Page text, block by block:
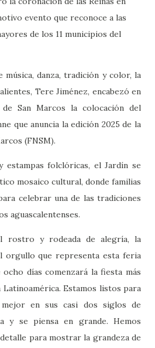
evento que reconoce a las
de los 11 municipios del
música, danza, tradición y color, la
Tere Jiménez, encabezó en
San Marcos la colocación del
que anuncia la edición 2025 de la
(FNSM).
folclóricas, el Jardín se
mosaico cultural, donde familias
celebrar una de las tradiciones
aguascalentenses.
rostro y rodeada de alegría, la
orgullo que representa esta feria
días comenzará la fiesta más
Estamos listos para
en sus casi dos siglos de
y se piensa en grande. Hemos
para mostrar la grandeza de